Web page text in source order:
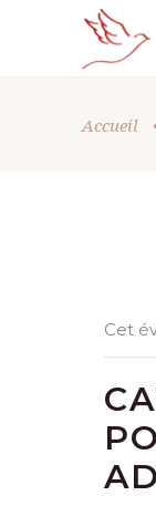
Accueil
Cet